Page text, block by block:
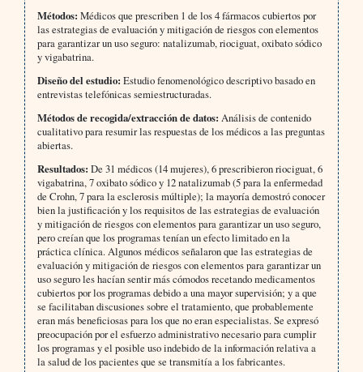
Métodos: Médicos que prescriben 1 de los 4 fármacos cubiertos por
las estrategias de evaluación y mitigación de riesgos con elementos
para garantizar un uso seguro: natalizumab, riociguat, oxibato sódico
y vigabatrina.
Diseño del estudio: Estudio fenomenológico descriptivo basado en
entrevistas telefónicas semiestructuradas.
Métodos de recogida/extracción de datos: Análisis de contenido
cualitativo para resumir las respuestas de los médicos a las preguntas
abiertas.
Resultados: De 31 médicos (14 mujeres), 6 prescribieron riociguat, 6
vigabatrina, 7 oxibato sódico y 12 natalizumab (5 para la enfermedad
de Crohn, 7 para la esclerosis múltiple); la mayoría demostró conocer
bien la justificación y los requisitos de las estrategias de evaluación
y mitigación de riesgos con elementos para garantizar un uso seguro,
pero creían que los programas tenían un efecto limitado en la
práctica clínica. Algunos médicos señalaron que las estrategias de
evaluación y mitigación de riesgos con elementos para garantizar un
uso seguro les hacían sentir más cómodos recetando medicamentos
cubiertos por los programas debido a una mayor supervisión; y a que
se facilitaban discusiones sobre el tratamiento, que probablemente
eran más beneficiosas para los que no eran especialistas. Se expresó
preocupación por el esfuerzo administrativo necesario para cumplir
los programas y el posible uso indebido de la información relativa a
la salud de los pacientes que se transmitía a los fabricantes.